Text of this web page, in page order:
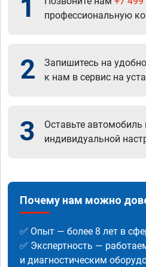
1
профессиональную
2
Запишитесь на
к нам в сервис на
3
Оставьте автомобиль
индивидуальной
Почему нам можно
✅ Опыт — более 8 лет в
✅ Экспертность —
и диагностическим